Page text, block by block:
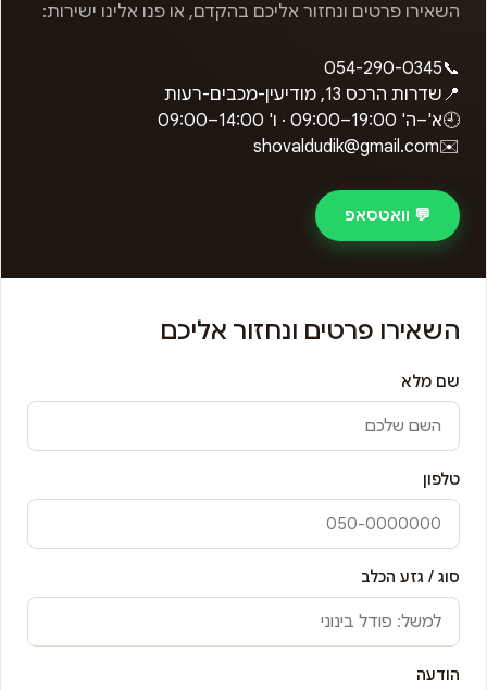
השאירו פרטים ונחזור אליכם בהקדם, או פנו אלינו ישירות:
📞
054-290-0345
📍 שדרות הרכס 13, מודיעין-מכבים-רעות
🕘א'–ה' 09:00–19:00 · ו' 09:00–14:00
✉️
shovaldudik@gmail.com
💬 וואטסאפ
השאירו פרטים ונחזור אליכם
שם מלא
טלפון
סוג / גזע הכלב
הודעה